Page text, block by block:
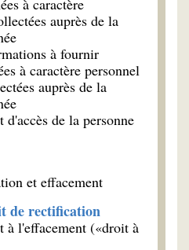
à caractère
auprès de la
à fournir
à caractère personnel
auprès de la
de la personne
et effacement
de rectification
à l'effacement («droit à